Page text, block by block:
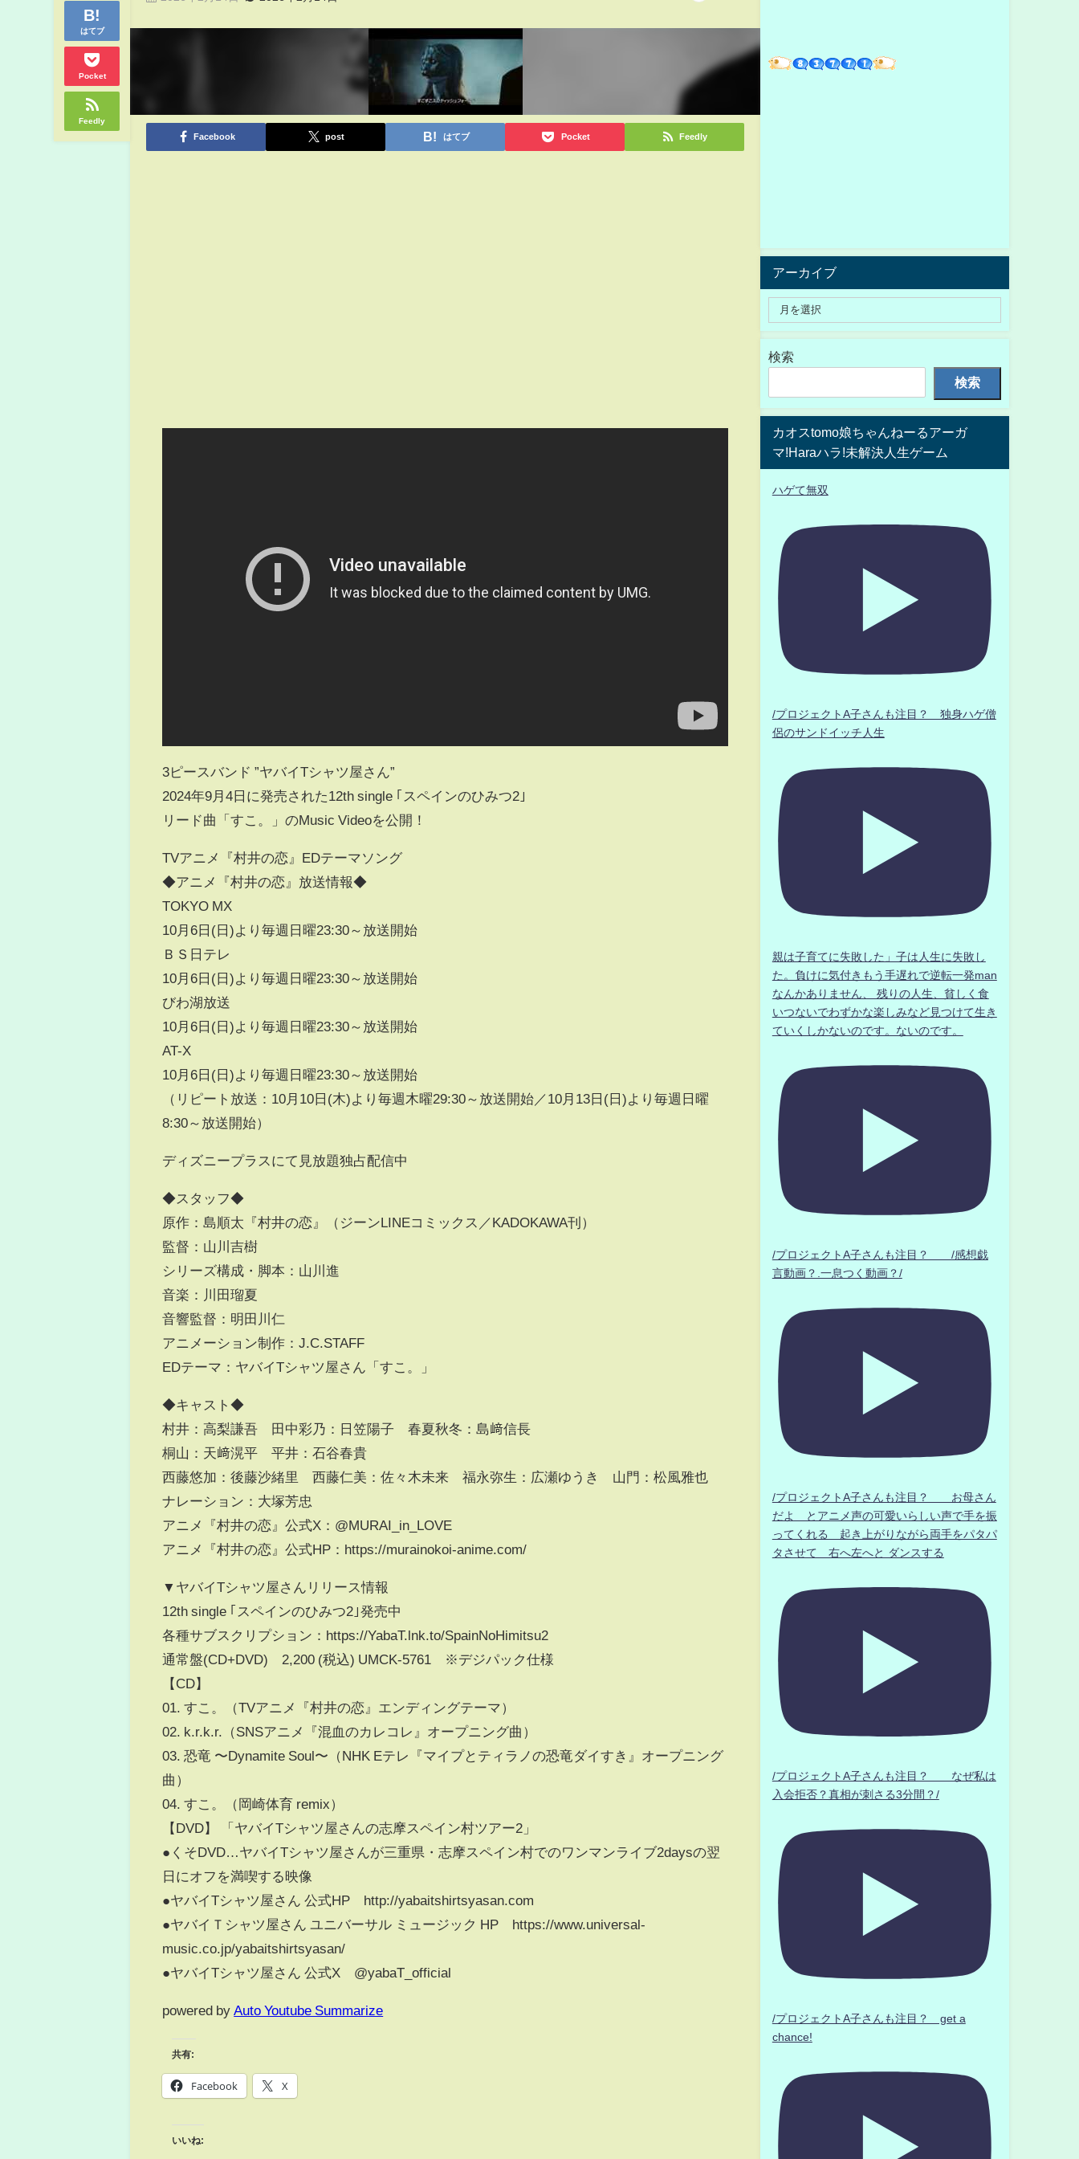
はてブ
Pocket
Feedly
Facebook post はてブ Pocket Feedly
3ピースバンド ”ヤバイTシャツ屋さん”
2024年9月4日に発売された12th single ｢スペインのひみつ2｣
リード曲「すこ。」のMusic Videoを公開！
TVアニメ『村井の恋』EDテーマソング
◆アニメ『村井の恋』放送情報◆
TOKYO MX
10月6日(日)より毎週日曜23:30～放送開始
ＢＳ日テレ
10月6日(日)より毎週日曜23:30～放送開始
びわ湖放送
10月6日(日)より毎週日曜23:30～放送開始
AT-X
10月6日(日)より毎週日曜23:30～放送開始
（リピート放送：10月10日(木)より毎週木曜29:30～放送開始／10月13日(日)より毎週日曜
8:30～放送開始）
ディズニープラスにて⾒放題独占配信中
◆スタッフ◆
原作：島順太『村井の恋』（ジーンLINEコミックス／KADOKAWA刊）
監督：⼭川吉樹
シリーズ構成・脚本：⼭川進
⾳楽：川⽥瑠夏
⾳響監督：明⽥川仁
アニメーション制作：J.C.STAFF
EDテーマ：ヤバイTシャツ屋さん「すこ。」
◆キャスト◆
村井：⾼梨謙吾 ⽥中彩乃：⽇笠陽⼦ 春夏秋冬：島﨑信⻑
桐⼭：天﨑滉平 平井：⽯⾕春貴
西藤悠加：後藤沙緒里 西藤仁美：佐々木未来 福永弥生：広瀬ゆうき ⼭⾨：松⾵雅也
ナレーション：⼤塚芳忠
アニメ『村井の恋』公式X：@MURAI_in_LOVE
アニメ『村井の恋』公式HP：https://murainokoi-anime.com/
▼ヤバイTシャツ屋さんリリース情報
12th single ｢スペインのひみつ2｣発売中
各種サブスクリプション：https://YabaT.lnk.to/SpainNoHimitsu2
通常盤(CD+DVD) 2,200 (税込) UMCK-5761 ※デジパック仕様
【CD】
01. すこ。（TVアニメ『村井の恋』エンディングテーマ）
02. k.r.k.r.（SNSアニメ『混血のカレコレ』オープニング曲）
03. 恐竜 〜Dynamite Soul〜（NHK Eテレ『マイプとティラノの恐竜ダイすき』オープニング
曲）
04. すこ。（岡崎体育 remix）
【DVD】 「ヤバイTシャツ屋さんの志摩スペイン村ツアー2」
●くそDVD…ヤバイTシャツ屋さんが三重県・志摩スペイン村でのワンマンライブ2daysの翌
日にオフを満喫する映像
●ヤバイTシャツ屋さん 公式HP http://yabaitshirtsyasan.com
●ヤバイＴシャツ屋さん ユニバーサル ミュージック HP https://www.universal-
music.co.jp/yabaitshirtsyasan/
●ヤバイTシャツ屋さん 公式X @yabaT_official
powered by Auto Youtube Summarize
共有:
Facebook X
いいね:
アーカイブ
検索
検索
カオスtomo娘ちゃんねーるアーガ
マ!Haraハラ!未解決人生ゲーム
ハゲて無双
/プロジェクトA子さんも注目？ 独身ハゲ僧
侶のサンドイッチ人生
親は子育てに失敗した」子は人生に失敗し
た。負けに気付きもう手遅れで逆転一発man
なんかありません、 残りの人生、貧しく食
いつないでわずかな楽しみなど見つけて生き
ていくしかないのです。ないのです。
/プロジェクトA子さんも注目？ /感想戯
言動画？.一息つく動画？/
/プロジェクトA子さんも注目？ お母さん
だよ とアニメ声の可愛いらしい声で手を振
ってくれる 起き上がりながら両手をパタパ
タさせて 右へ左へと ダンスする
/プロジェクトA子さんも注目？ なぜ私は
入会拒否？真相が刺さる3分間？/
/プロジェクトA子さんも注目？ get a
chance!